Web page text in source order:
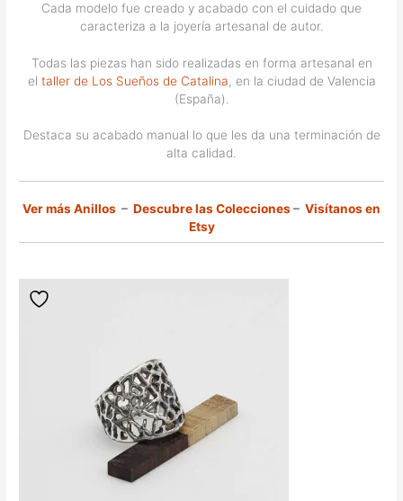
Cada modelo fue creado y acabado con el cuidado que
caracteriza a la joyería artesanal de autor.
Todas las piezas han sido realizadas en forma artesanal en
el taller de Los Sueños de Catalina , en la ciudad de Valencia
(España).
Destaca su acabado manual lo que les da una terminación de
alta calidad.
Ver más Anillos – Descubre las Colecciones– Visítanos en
Etsy